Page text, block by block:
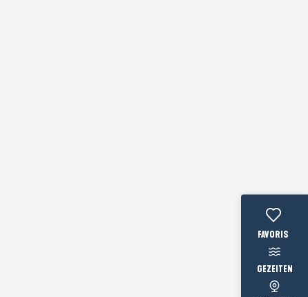
Voir les
GEZEITEN